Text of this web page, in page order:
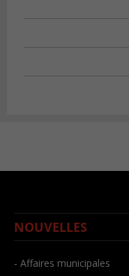
NOUVELLES
- Affaires municipales